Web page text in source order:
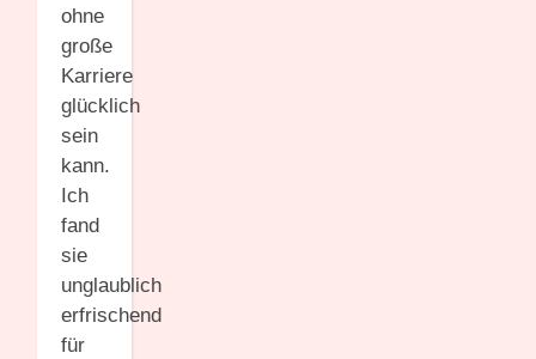
ohne
große
Karriere
glücklich
sein
kann.
Ich
fand
sie
unglaublich
erfrischend
für